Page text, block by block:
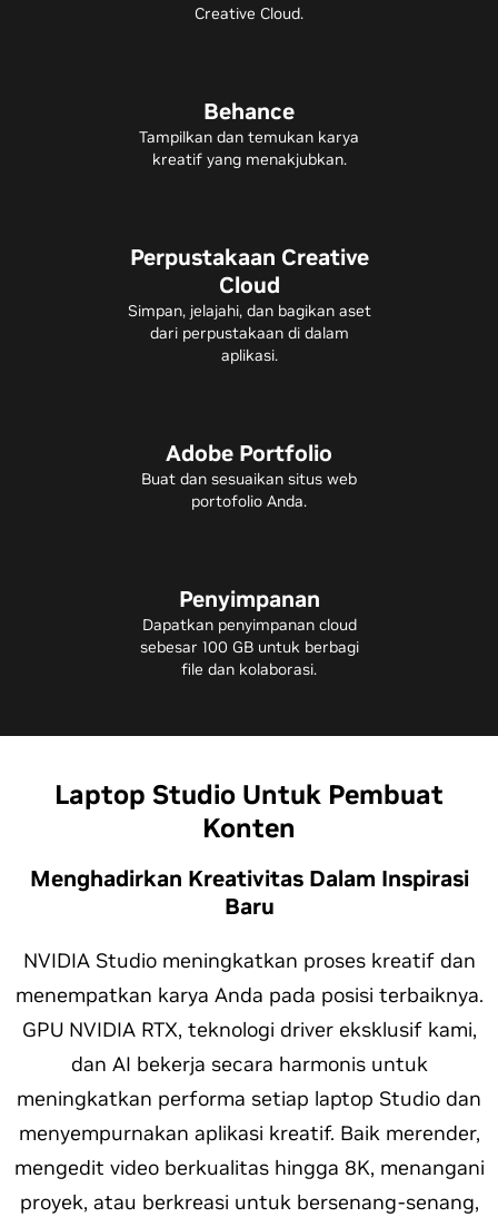
Creative Cloud.
Behance
Tampilkan dan temukan karya
kreatif yang menakjubkan.
Perpustakaan Creative
Cloud
Simpan, jelajahi, dan bagikan aset
dari perpustakaan di dalam
aplikasi.
Adobe Portfolio
Buat dan sesuaikan situs web
portofolio Anda.
Penyimpanan
Dapatkan penyimpanan cloud
sebesar 100 GB untuk berbagi
file dan kolaborasi.
Laptop Studio Untuk Pembuat
Konten
Menghadirkan Kreativitas Dalam Inspirasi
Baru
NVIDIA Studio meningkatkan proses kreatif dan
menempatkan karya Anda pada posisi terbaiknya.
GPU NVIDIA RTX, teknologi driver eksklusif kami,
dan AI bekerja secara harmonis untuk
meningkatkan performa setiap laptop Studio dan
menyempurnakan aplikasi kreatif. Baik merender,
mengedit video berkualitas hingga 8K, menangani
proyek, atau berkreasi untuk bersenang-senang,